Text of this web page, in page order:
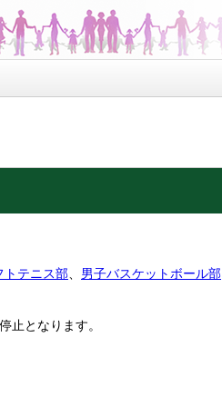
トテニス部 男子バスケットボール部
止となります。